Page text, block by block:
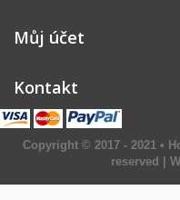
Můj účet
Kontakt
Copyright © 2017 - 2021 •
reserved |